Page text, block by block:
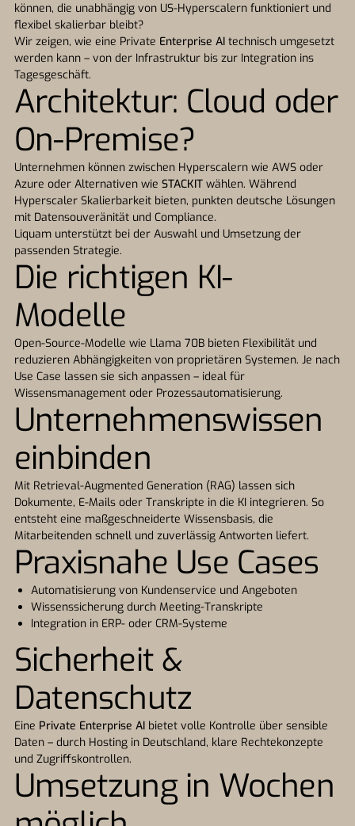
können, die unabhängig von US-Hyperscalern funktioniert und
flexibel skalierbar bleibt?
Wir zeigen, wie eine Private Enterprise AI technisch umgesetzt
werden kann – von der Infrastruktur bis zur Integration ins
Tagesgeschäft.
Architektur: Cloud oder
On-Premise?
Unternehmen können zwischen Hyperscalern wie AWS oder
Azure oder Alternativen wie STACKIT wählen. Während
Hyperscaler Skalierbarkeit bieten, punkten deutsche Lösungen
mit Datensouveränität und Compliance.
Liquam unterstützt bei der Auswahl und Umsetzung der
passenden Strategie.
Die richtigen KI-
Modelle
Open-Source-Modelle wie Llama 70B bieten Flexibilität und
reduzieren Abhängigkeiten von proprietären Systemen. Je nach
Use Case lassen sie sich anpassen – ideal für
Wissensmanagement oder Prozessautomatisierung.
Unternehmenswissen
einbinden
Mit Retrieval-Augmented Generation (RAG) lassen sich
Dokumente, E-Mails oder Transkripte in die KI integrieren. So
entsteht eine maßgeschneiderte Wissensbasis, die
Mitarbeitenden schnell und zuverlässig Antworten liefert.
Praxisnahe Use Cases
Automatisierung von Kundenservice und Angeboten
Wissenssicherung durch Meeting-Transkripte
Integration in ERP- oder CRM-Systeme
Sicherheit &
Datenschutz
Eine Private Enterprise AI bietet volle Kontrolle über sensible
Daten – durch Hosting in Deutschland, klare Rechtekonzepte
und Zugriffskontrollen.
Umsetzung in Wochen